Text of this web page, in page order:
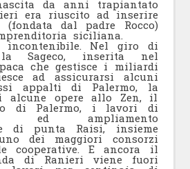
da anni trapiantato
era riuscito ad inserire
dal padre Rocco)
siciliana.
incontenibile. Nel giro di
Sageco, inserita nel
che gestisce i miliardi
ad assicurarsi alcuni
appalti di Palermo, la
alcune opere allo Zen, il
di Palermo, i lavori di
ed ampliamento
di punta Raisi, insieme
dei maggiori consorzi
cooperative. E ancora il
di Ranieri viene fuori